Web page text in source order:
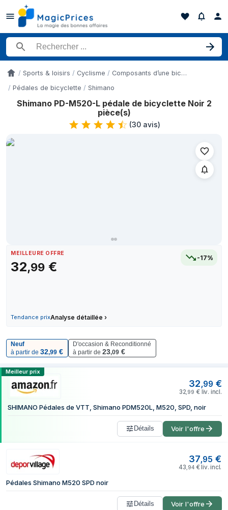
Rechercher un produit
AccueilSports & loisirs Cyclisme
Composants d’une bicyclette
Pédales de bicyclette
Shimano
Shimano PD-M520-L pédale de bicyclette Noir 2
pièce(s)
(30 avis)
MEILLEURE OFFRE
32,99 €
-17%
Tendance prixAnalyse détaillée ›
Historique des prix de Shimano PD-M520-L pédale de
Date
16 juin 2026
10 juillet 2026
11 juillet 2026
17 juillet 2026
Neuf
à partir de 32,99 €
D'occasion & Reconditionné
à partir de 23,09 €
Comparer les prix de Shimano PD-
Meilleur prix
32,99 €
32 99 € liv. incl.
SHIMANO Pédales de VTT, Shimano PDM520L, M520, SPD, noir
Détails Voir l'offre
37,95 €
43 94 € liv. incl.
Pédales Shimano M520 SPD noir
Détails Voir l'offre